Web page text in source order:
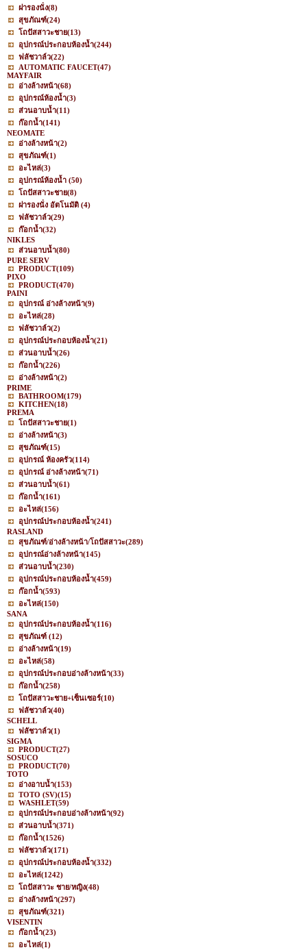
ฝารองนั่ง(8)
สุขภัณฑ์(24)
โถปัสสาวะชาย(13)
อุปกรณ์ประกอบห้องน้ำ(244)
ฟลัชวาล์ว(22)
AUTOMATIC FAUCET(47)
MAYFAIR
อ่างล้างหน้า(68)
อุปกรณ์ห้องน้ำ(3)
ส่วนอาบน้ำ(11)
ก๊อกน้ำ(141)
NEOMATE
อ่างล้างหน้า(2)
สุขภัณฑ์(1)
อะไหล่(3)
อุปกรณ์ห้องน้ำ (50)
โถปัสสาวะชาย(8)
ฝารองนั่ง อัตโนมัติ (4)
ฟลัชวาล์ว(29)
ก๊อกน้ำ(32)
NIKLES
ส่วนอาบน้ำ(80)
PURE SERV
PRODUCT(109)
PIXO
PRODUCT(470)
PAINI
อุปกรณ์ อ่างล้างหน้า(9)
อะไหล่(28)
ฟลัชวาล์ว(2)
อุปกรณ์ประกอบห้องน้ำ(21)
ส่วนอาบน้ำ(26)
ก๊อกน้ำ(226)
อ่างล้างหน้า(2)
PRIME
BATHROOM(179)
KITCHEN(18)
PREMA
โถปัสสาวะชาย(1)
อ่างล้างหน้า(3)
สุขภัณฑ์(15)
อุปกรณ์ ห้องครัว(114)
อุปกรณ์ อ่างล้างหน้า(71)
ส่วนอาบน้ำ(61)
ก๊อกน้ำ(161)
อะไหล่(156)
อุปกรณ์ประกอบห้องน้ำ(241)
RASLAND
สุขภัณฑ์/อ่างล้างหน้า/โถปัสสาวะ(289)
อุปกรณ์อ่างล้างหน้า(145)
ส่วนอาบน้ำ(230)
อุปกรณ์ประกอบห้องน้ำ(459)
ก๊อกน้ำ(593)
อะไหล่(150)
SANA
อุปกรณ์ประกอบห้องน้ำ(116)
สุขภัณฑ์ (12)
อ่างล้างหน้า(19)
อะไหล่(58)
อุปกรณ์ประกอบอ่างล้างหน้า(33)
ก๊อกน้ำ(258)
โถปัสสาวะชาย+เซ็นเซอร์(10)
ฟลัชวาล์ว(40)
SCHELL
ฟลัชวาล์ว(1)
SIGMA
PRODUCT(27)
SOSUCO
PRODUCT(70)
TOTO
อ่างอาบน้ำ(153)
TOTO (SV)(15)
WASHLET(59)
อุปกรณ์ประกอบอ่างล้างหน้า(92)
ส่วนอาบน้ำ(371)
ก๊อกน้ำ(1526)
ฟลัชวาล์ว(171)
อุปกรณ์ประกอบห้องน้ำ(332)
อะไหล่(1242)
โถปัสสาวะ ชาย/หญิง(48)
อ่างล้างหน้า(297)
สุขภัณฑ์(321)
VISENTIN
ก๊อกน้ำ(23)
อะไหล่(1)